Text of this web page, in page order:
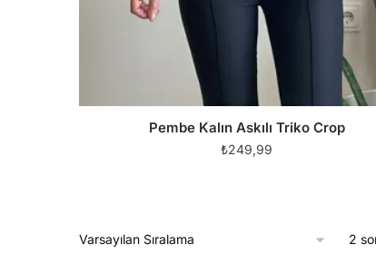
Pembe Kalın Askılı Triko Crop
₺249,99
2